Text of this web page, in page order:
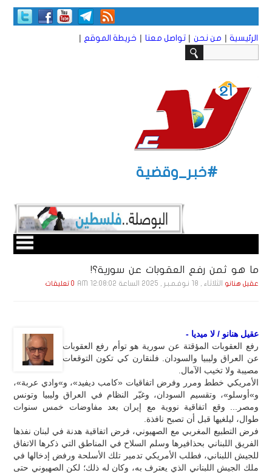
الرئيسية | من نحن | تواصل معنا | خريطة الموقع |
#خبر_وقضية
ما هو ثمن رفع العقوبات عن سورية؟!
عقيل هنانو الثلاثاء , 18 نـوفـمـبـر , 2025 الساعة 12:08:02 AM 0 تعليقات
عقيل هنانو / لا ميديا -
رفع العقوبات المؤقتة عن سورية هو توأم رفع العقوبات
عن العراق وليبيا والسودان. فلنقارن كي تكون التوقعات
مصيبة ولا تخيب الآمال.
الأمريكي خطط ومرر وفرض اتفاقيات «كامب ديفيد»، و»وادي عربة»،
و»أوسلو»، وتقسيم السودان، وغيّر النظام في العراق وليبيا وتونس
ومصر... وقع اتفاقية نووية مع إيران بعد مفاوضات خمس سنوات
طوال، ليلغيها قبل أن تصبح نافذة.
فرض التطبيع المغربي مع الصهيوني، فرض اتفاقية هدنة في لبنان نفذها
الفريق اللبناني بحذافيرها وسلم السلاح في المناطق التي ذكرها الاتفاق
للجيش اللبناني، فطلب الأمريكي تدمير تلك الأسلحة ورفض إدخالها في
ملك الجيش اللبناني الذي يعترف به، وكان له ذلك؛ لكن الصهيوني حتى